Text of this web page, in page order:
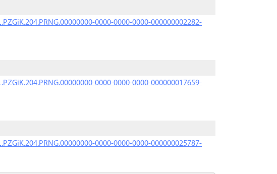
0000-0000-0000-000000002282-
0000-0000-0000-000000017659-
0000-0000-0000-000000025787-